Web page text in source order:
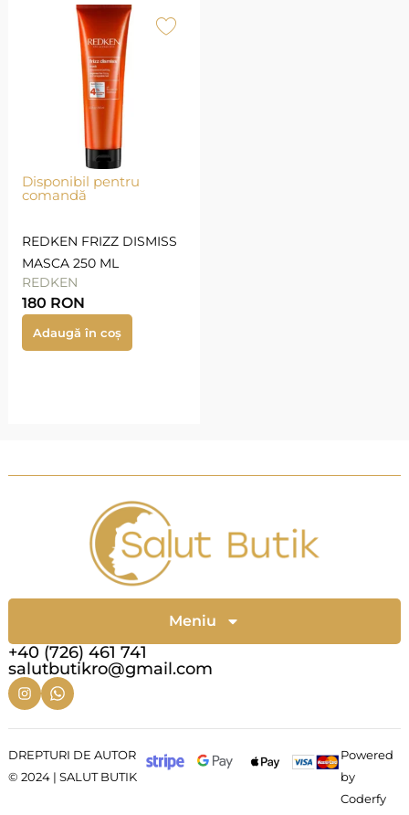
Disponibil pentru
comandă
REDKEN FRIZZ DISMISS
MASCA 250 ML
REDKEN
180 RON
Adaugă în coș
+40 (726) 461 741
salutbutikro@gmail.com
Meniu
DREPTURI DE AUTOR
© 2024 | SALUT BUTIK
Powered
by
Coderfy